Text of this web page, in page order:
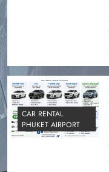
CAR RENTAL
PHUKET AIRPORT